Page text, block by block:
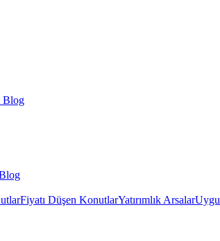
Blog
Fiyatı Düşen KonutlarYatırımlık Arsalar